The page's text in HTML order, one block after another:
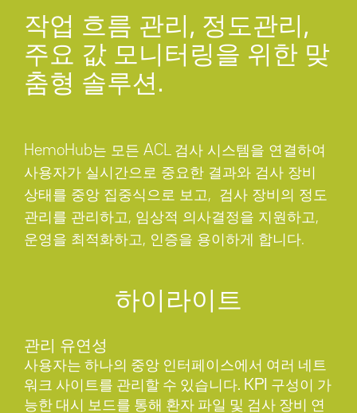
작업 흐름 관리, 정도관리,
주요 값 모니터링을 위한 맞
춤형 솔루션.
HemoHub는 모든 ACL 검사 시스템을 연결하여
사용자가 실시간으로 중요한 결과와 검사 장비
상태를 중앙 집중식으로 보고, 검사 장비의 정도
관리를 관리하고, 임상적 의사결정을 지원하고,
운영을 최적화하고, 인증을 용이하게 합니다.
하이라이트
관리 유연성
사용자는 하나의 중앙 인터페이스에서 여러 네트
워크 사이트를 관리할 수 있습니다. KPI 구성이 가
능한 대시 보드를 통해 환자 파일 및 검사 장비 연